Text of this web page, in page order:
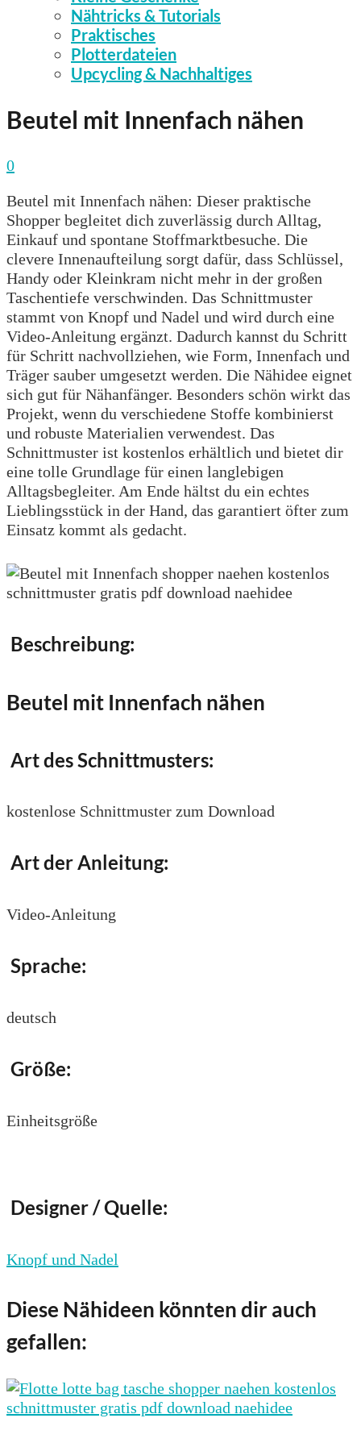
Nähtricks & Tutorials
Praktisches
Plotterdateien
Upcycling & Nachhaltiges
Beutel mit Innenfach nähen
0
Beutel mit Innenfach nähen: Dieser praktische
Shopper begleitet dich zuverlässig durch Alltag,
Einkauf und spontane Stoffmarktbesuche. Die
clevere Innenaufteilung sorgt dafür, dass Schlüssel,
Handy oder Kleinkram nicht mehr in der großen
Taschentiefe verschwinden. Das Schnittmuster
stammt von Knopf und Nadel und wird durch eine
Video-Anleitung ergänzt. Dadurch kannst du Schritt
für Schritt nachvollziehen, wie Form, Innenfach und
Träger sauber umgesetzt werden. Die Nähidee eignet
sich gut für Nähanfänger. Besonders schön wirkt das
Projekt, wenn du verschiedene Stoffe kombinierst
und robuste Materialien verwendest. Das
Schnittmuster ist kostenlos erhältlich und bietet dir
eine tolle Grundlage für einen langlebigen
Alltagsbegleiter. Am Ende hältst du ein echtes
Lieblingsstück in der Hand, das garantiert öfter zum
Einsatz kommt als gedacht.
Beschreibung:
Beutel mit Innenfach nähen
Art des Schnittmusters:
kostenlose Schnittmuster zum Download
Art der Anleitung:
Video-Anleitung
Sprache:
deutsch
Größe:
Einheitsgröße
Designer / Quelle:
Knopf und Nadel
Diese Nähideen könnten dir auch
gefallen: